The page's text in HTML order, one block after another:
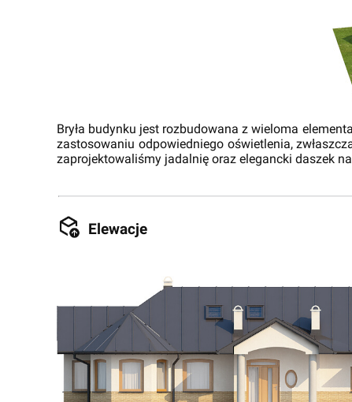
Bryła budynku jest rozbudowana z wieloma
zastosowaniu odpowiedniego oświetlenia,
zaprojektowaliśmy jadalnię oraz elegancki daszek
Elewacje